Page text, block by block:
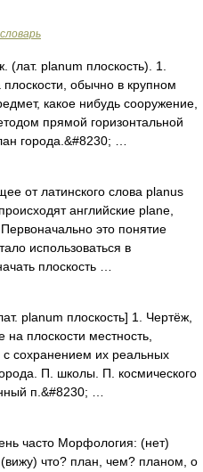
planum плоскость). 1.
обычно в крупном
какое нибудь сооружение,
прямой горизонтальной
города.&#8230; …
от латинского слова planus
английские plane,
это понятие
использоваться в
плоскость …
planum плоскость] 1. Чертёж,
плоскости местность,
с сохранением их реальных
П. школы. П. космического
п.&#8230; …
часто Морфология: (нет)
что? план, чем? планом, о